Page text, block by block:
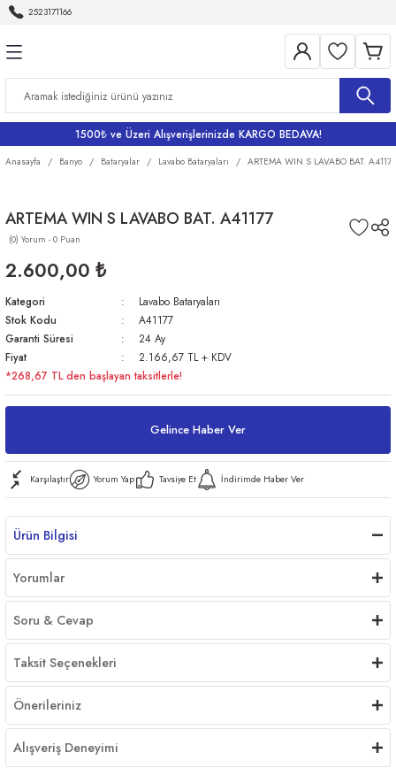
2523171166
Banyo Bataryaları
Eviye Bataryası
1500₺ ve Üzeri Alışverişlerinizde KARGO BEDAVA!
Anasayfa Banyo Bataryalar Lavabo Bataryaları ARTEMA WIN S LAVABO BAT. A41177
ARTEMA WIN S LAVABO BAT. A41177
(0) Yorum - 0 Puan
2.600,00 ₺
Kategori
Lavabo Bataryaları
Stok Kodu
A41177
Garanti Süresi
24 Ay
Fiyat
2.166,67 TL + KDV
*268,67 TL den başlayan taksitlerle!
Gelince Haber Ver
Karşılaştır Yorum Yap Tavsiye Et İndirimde Haber Ver
Ürün Bilgisi
Yorumlar
Soru & Cevap
Taksit Seçenekleri
Önerileriniz
Alışveriş Deneyimi